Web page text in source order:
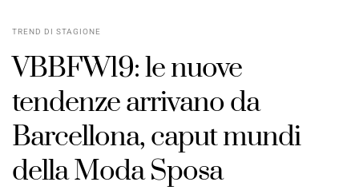
TREND DI STAGIONE
VBBFW19: le nuove
tendenze arrivano da
Barcellona, caput mundi
della Moda Sposa